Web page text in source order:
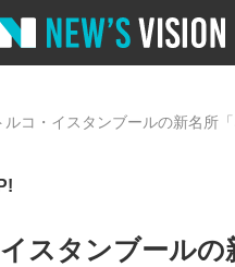
ルコ・イスタンブールの新名所
イスタンブール